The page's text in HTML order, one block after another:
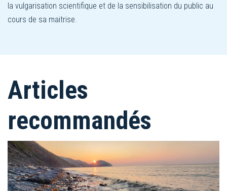
la vulgarisation scientifique et de la sensibilisation du public au
cours de sa maitrise.
Articles
recommandés